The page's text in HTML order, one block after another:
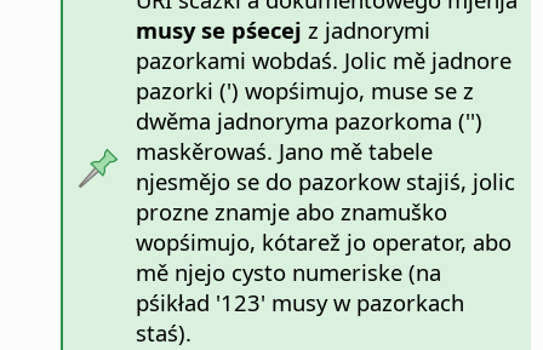
musy se pśecej z jadnorymi
pazorkami wobdaś. Jolic mě jadnore
pazorki (') wopśimujo, muse se z
dwěma jadnoryma pazorkoma ('')
maskěrowaś. Jano mě tabele
njesmějo se do pazorkow stajiś, jolic
prozne znamje abo znamuško
wopśimujo, kótarež jo operator, abo
mě njejo cysto numeriske (na
pśikład '123' musy w pazorkach
staś).